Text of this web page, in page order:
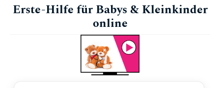
Erste-Hilfe für Babys & Kleinkinder
online